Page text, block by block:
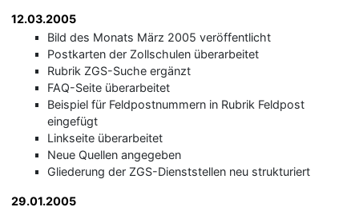
12.03.2005
Bild des Monats März 2005 veröffentlicht
Postkarten der Zollschulen überarbeitet
Rubrik ZGS-Suche ergänzt
FAQ-Seite überarbeitet
Beispiel für Feldpostnummern in Rubrik Feldpost
eingefügt
Linkseite überarbeitet
Neue Quellen angegeben
Gliederung der ZGS-Dienststellen neu strukturiert
29.01.2005